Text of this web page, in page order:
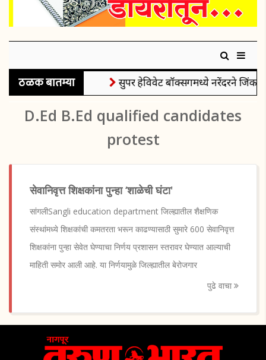
ठळक बातम्या सुपर हेविवेट बॉक्सिंगमध्ये नरेंदरने जिंकले
D.Ed B.Ed qualified candidates
protest
सेवानिवृत्त शिक्षकांना पुन्हा ‘शाळेची घंटा'
सांगलीSangli education department जिल्ह्यातील शैक्षणिक
संस्थांमध्ये शिक्षकांची कमतरता भरून काढण्यासाठी सुमारे 600 सेवानिवृत्त
शिक्षकांना पुन्हा सेवेत घेण्याचा निर्णय प्रशासन स्तरावर घेण्यात आल्याची
माहिती समोर आली आहे. या निर्णयामुळे जिल्ह्यातील बेरोजगार
पुढे वाचा